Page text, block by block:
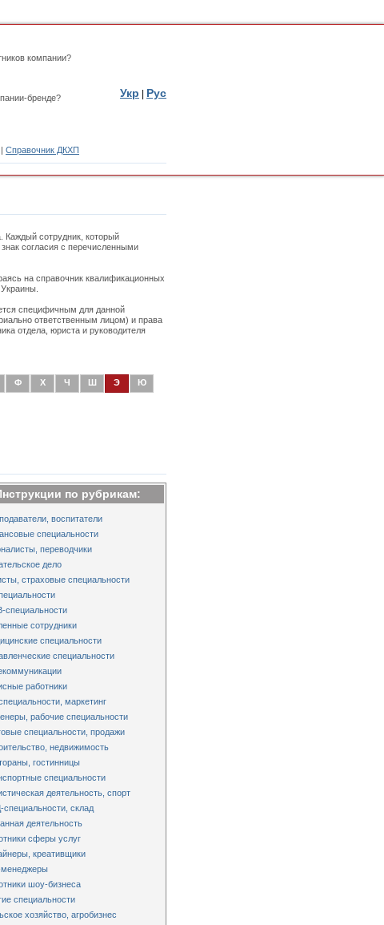
компании?
бренде?
| Справочник ДКХП
Укр Рус
Каждый сотрудник, который
согласия с перечисленными
на справочник квалификационных
специфичным для данной
ответственным лицом) и права
отдела, юриста и руководителя
Ф Х Ч Ш Э Ю
по рубрикам:
воспитатели
специальности
переводчики
дело
страховые специальности
специальности
сотрудники
специальности
специальности
работники
маркетинг
рабочие специальности
специальности, продажи
недвижимость
гостинницы
специальности
деятельность, спорт
склад
деятельность
сферы услуг
креативщики
менеджеры
шоу-бизнеса
специальности
хозяйство, агробизнес